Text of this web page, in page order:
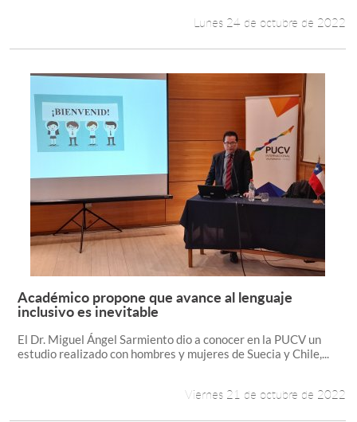
Lunes 24 de octubre de 2022
Leer más +
Académico propone que avance al lenguaje
inclusivo es inevitable
El Dr. Miguel Ángel Sarmiento dio a conocer en la PUCV un
estudio realizado con hombres y mujeres de Suecia y Chile,...
Viernes 21 de octubre de 2022